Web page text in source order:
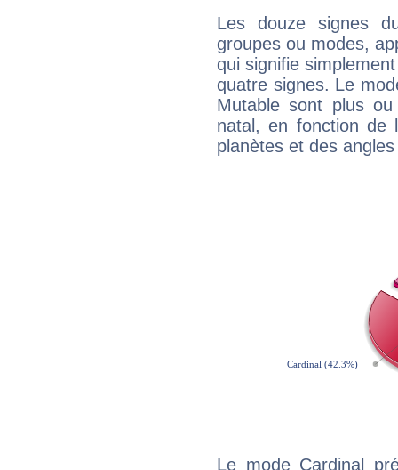
Les douze signes
groupes ou modes,
qui signifie
quatre signes. Le
Mutable sont plus
natal, en fonction de
planètes et des
Le mode Cardinal